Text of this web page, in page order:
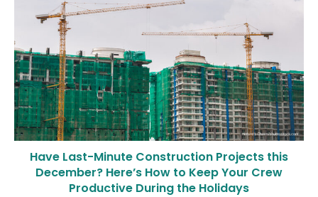
Have Last-Minute Construction Projects this
December? Here’s How to Keep Your Crew
Productive During the Holidays